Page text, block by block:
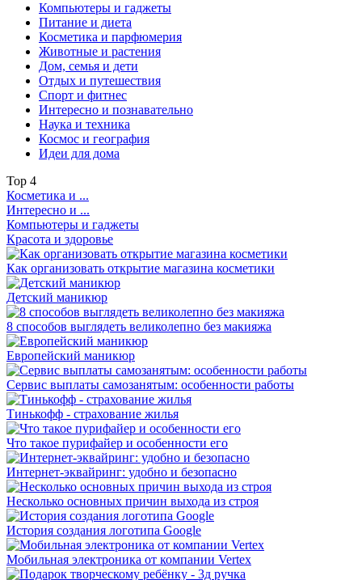
Компьютеры и гаджеты
Питание и диета
Косметика и парфюмерия
Животные и растения
Дом, семья и дети
Отдых и путешествия
Спорт и фитнес
Интересно и познавательно
Наука и техника
Космос и география
Идеи для дома
Top 4
Косметика и ...
Интересно и ...
Компьютеры и гаджеты
Красота и здоровье
Как организовать открытие магазина косметики
Детский маникюр
8 способов выглядеть великолепно без макияжа
Европейский маникюр
Сервис выплаты самозанятым: особенности работы
Тинькофф - страхование жилья
Что такое пурифайер и особенности его
Интернет-эквайринг: удобно и безопасно
Несколько основных причин выхода из строя
История создания логотипа Google
Мобильная электроника от компании Vertex